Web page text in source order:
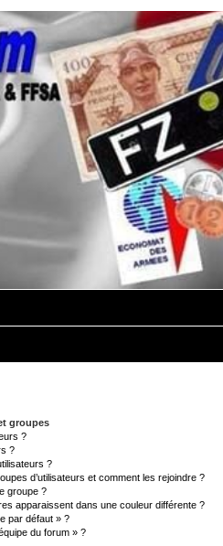
groupes
?
?
?
d’utilisateurs et comment les rejoindre ?
groupe ?
apparaissent dans une couleur différente ?
par défaut » ?
du forum » ?